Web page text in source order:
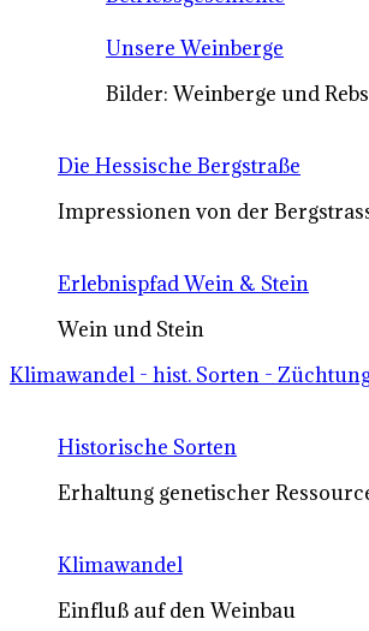
Unsere Weinberge
Bilder: Weinberge und
Die Hessische Bergstraße
Impressionen von der
Erlebnispfad Wein & Stein
Wein und Stein
Klimawandel - hist. Sorten -
Historische Sorten
Erhaltung genetischer
Klimawandel
Einfluß auf den Weinbau